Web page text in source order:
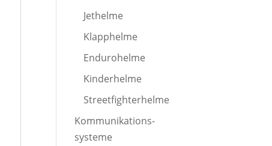
Jethelme
Klapphelme
Endurohelme
Kinderhelme
Streetfighterhelme
Kommunikations-
systeme